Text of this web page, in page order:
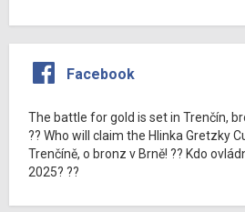
Facebook
The battle for gold is set in Trenčín,
?? Who will claim the Hlinka Gretzky
Trenčíně, o bronz v Brně! ?? Kdo
2025? ??